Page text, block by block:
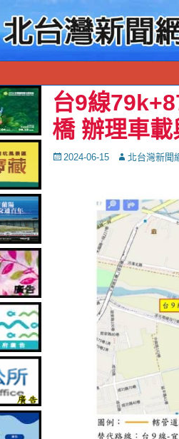
台9線
橋 辦理車
Posted
2024-06-15 Autor北台灣新聞